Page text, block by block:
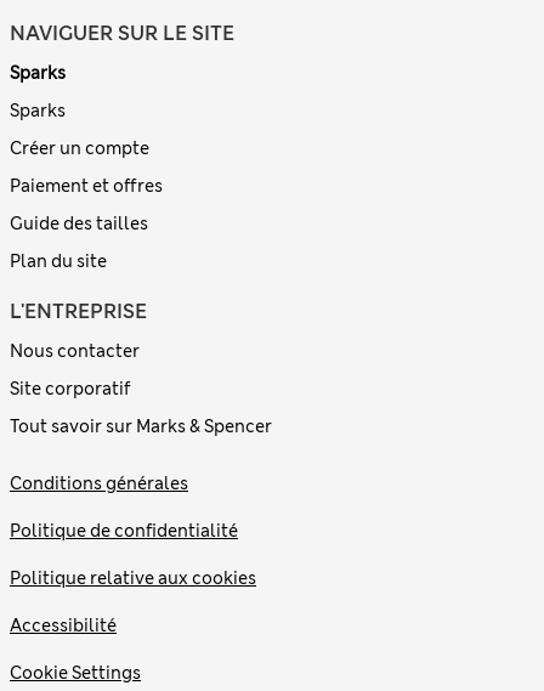
NAVIGUER SUR LE SITE
Sparks
Sparks
Créer un compte
Paiement et offres
Guide des tailles
Plan du site
L'ENTREPRISE
Nous contacter
Site corporatif
Tout savoir sur Marks & Spencer
Conditions générales
Politique de confidentialité
Politique relative aux cookies
Accessibilité
Cookie Settings